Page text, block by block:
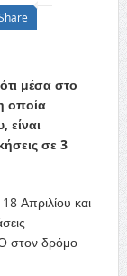
μέσα στο
οποία
είναι
σε 3
Απριλίου και
στον δρόμο